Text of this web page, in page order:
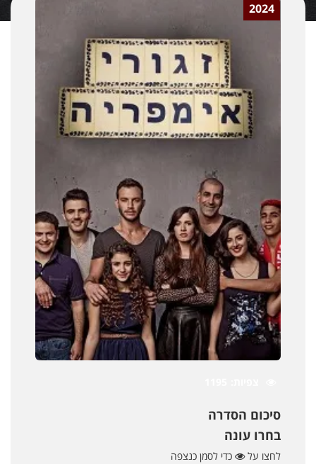
2024
סיכום הסדרה
בחרו עונה
לחצו על
כדי לסמן כנצפה